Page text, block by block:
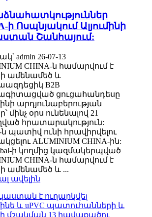
ի Ոսպնյակում Ալյումինի
Շանհայում:
admin 26-07-13
CHINA-ն համարվում է
ամենամեծ և
B2B
ցուցահանդեսը
արդյունաբերության
մինչ օրս ունենալով 21
հրատարակություն:
ն պատիվ ունի հրավիրվելու
ALUMINIUM CHINA-ին:
ի կողմից կազմակերպված
CHINA-ն համարվում է
ամենամեծ և ...
ավելին